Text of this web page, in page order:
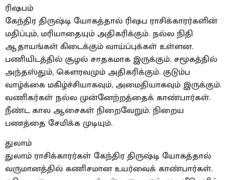
ரிஷபம்
கேந்திர திருஷ்டி யோகத்தால் ரிஷப ராசிக்காரர்களின்
மதிப்பும், மரியாதையும் அதிகரிக்கும். நல்ல நிதி
ஆதாயங்கள் கிடைக்கும் வாய்ப்புக்கள் உள்ளன.
பணியிடத்தில் சூழல் சாதகமாக இருக்கும். சமூகத்தில்
அந்தஸ்தும், கௌரவமும் அதிகரிக்கும். குடும்ப
வாழ்க்கை மகிழ்ச்சியாகவும், அமைதியாகவும் இருக்கும்.
வணிகர்கள் நல்ல முன்னேற்றத்தைக் காண்பார்கள்.
நீண்ட கால ஆசைகள் நிறைவேறும். நிறைய
பணத்தை சேமிக்க முடியும்.
துலாம்
துலாம் ராசிக்காரர்கள் கேந்திர திருஷ்டி யோகத்தால்
வருமானத்தில் கணிசமான உயர்வைக் காண்பார்கள்.